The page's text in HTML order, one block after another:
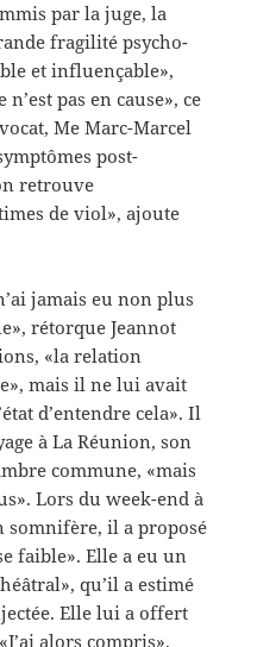
par la juge, la
fragilité psycho-
et influençable»,
pas en cause», ce
Me Marc-Marcel
post-
retrouve
de viol», ajoute
jamais eu non plus
rétorque Jeannot
«la relation
mais il ne lui avait
d’entendre cela». Il
à La Réunion, son
commune, «mais
Lors du week-end à
somnifère, il a proposé
faible». Elle a eu un
qu’il a estimé
Elle lui a offert
alors compris»,